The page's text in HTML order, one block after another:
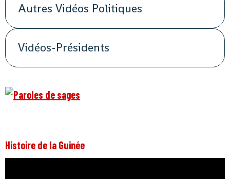
Autres Vidéos Politiques
Vidéos-Présidents
Histoire de la Guinée